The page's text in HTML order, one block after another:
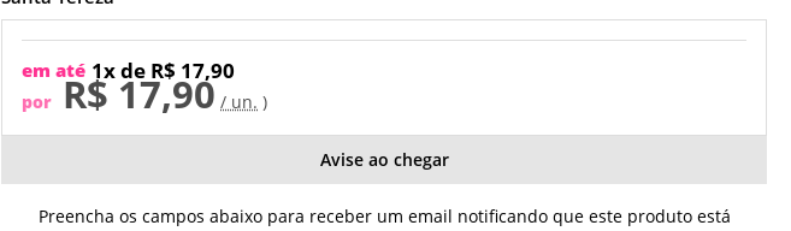
por R$ 17,90 / un.
em até 1x de R$ 17,90
Avise ao chegar
Preencha os campos abaixo para receber um email notificando que este produto está